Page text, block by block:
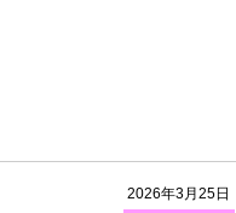
2026年3月25日